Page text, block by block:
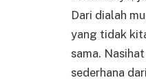
Dari dialah
yang tidak
sama.
sederhana